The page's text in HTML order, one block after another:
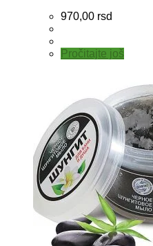
970,00 rsd
Pročitajte još